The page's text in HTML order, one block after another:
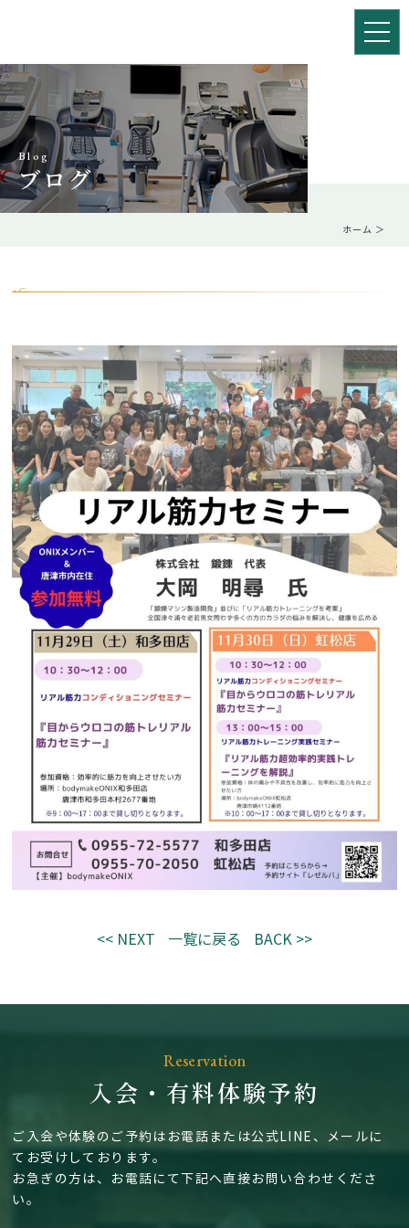
Blog
ブログ
ホーム ＞
<< NEXT 一覧に戻る BACK >>
Reservation
入会・有料体験予約
ご入会や体験のご予約はお電話または公式LINE、メールに
てお受けしております。
お急ぎの方は、お電話にて下記へ直接お問い合わせくださ
い。